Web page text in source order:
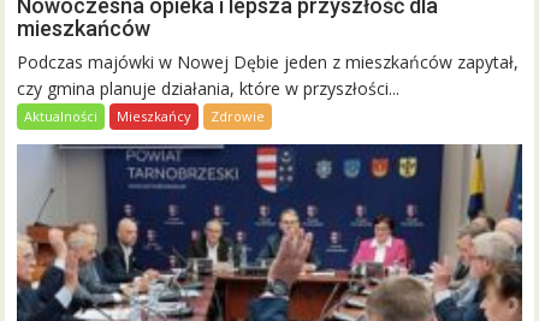
Nowoczesna opieka i lepsza przyszłość dla
mieszkańców
Podczas majówki w Nowej Dębie jeden z mieszkańców zapytał,
czy gmina planuje działania, które w przyszłości...
Aktualności Mieszkańcy Zdrowie